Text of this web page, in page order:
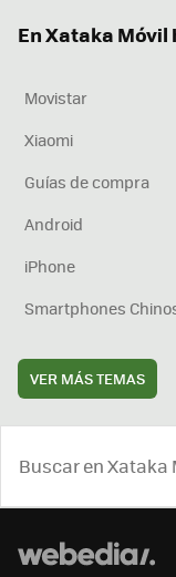
En Xataka
Movistar
Xiaomi
Guías de compra
Android
iPhone
Smartphones
VER MÁS TEMAS